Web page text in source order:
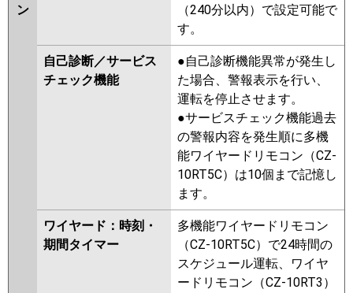
ン
（240分以内）で設定可能で
す。
自己診断／サービス
チェック機能
●自己診断機能異常が発生し
た場合、警報表示を行い、
運転を停止させます。
●サービスチェック機能過去
の警報内容を発生順に多機
能ワイヤードリモコン（CZ-
10RT5C）は10個まで記憶し
ます。
ワイヤード：時刻・
期間タイマー
多機能ワイヤードリモコン
（CZ-10RT5C）で24時間の
スケジュール運転、ワイヤ
ードリモコン（CZ-10RT3）